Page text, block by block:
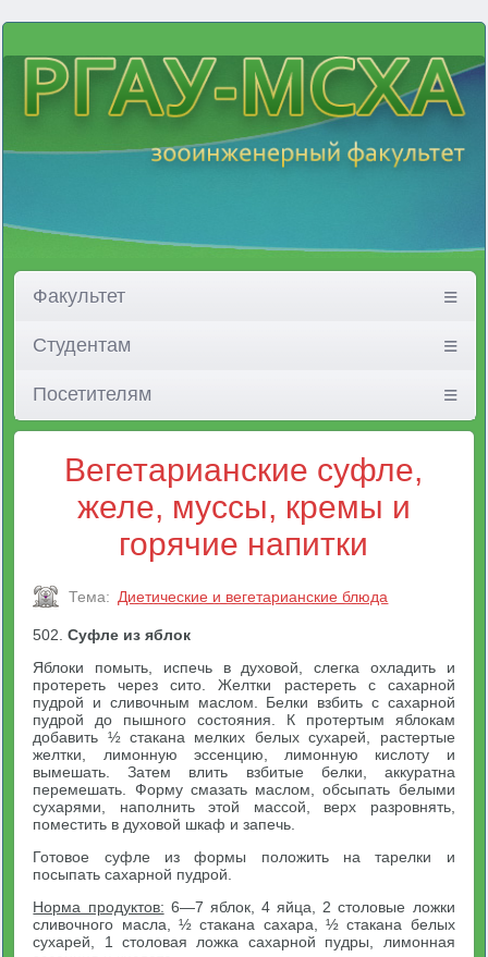
Факультет
Студентам
Посетителям
Вегетарианские суфле,
желе, муссы, кремы и
горячие напитки
Тема: Диетические и вегетарианские блюда
502.Суфле из яблок
Яблоки помыть, испечь в духовой, слегка охладить и
протереть через сито. Желтки растереть с сахарной
пудрой и сливочным маслом. Белки взбить с сахарной
пудрой до пышного состояния. К протертым яблокам
добавить ½ стакана мелких белых сухарей, растертые
желтки, лимонную эссенцию, лимонную кислоту и
вымешать. Затем влить взбитые белки, аккуратна
перемешать. Форму смазать маслом, обсыпать белыми
сухарями, наполнить этой массой, верх разровнять,
поместить в духовой шкаф и запечь.
Готовое суфле из формы положить на тарелки и
посыпать сахарной пудрой.
Норма продуктов: 6—7 яблок, 4 яйца, 2 столовые ложки
сливочного масла, ½ стакана сахара, ½ стакана белых
сухарей, 1 столовая ложка сахарной пудры, лимонная